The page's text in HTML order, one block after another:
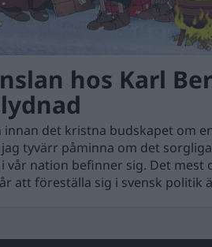
hos Karl
innan det kristna budskapet om
tyvärr påminna om det
vår nation befinner sig. Det mest
att föreställa sig i svensk politik